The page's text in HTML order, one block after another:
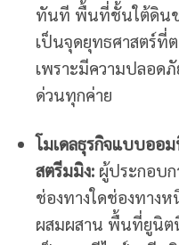
ทันที พื้นที่ชั้นใต้ดิน
เป็นจุดยุทธศาสตร์ที่
เพราะมีความปลอด
ด่วนทุกค่าย
โมเดลธุรกิจแบบออ
สตรีมมิง:ผู้ประกอบก
ช่องทางใดช่องทางห
ผสมผสาน พื้นที่ยูนิต